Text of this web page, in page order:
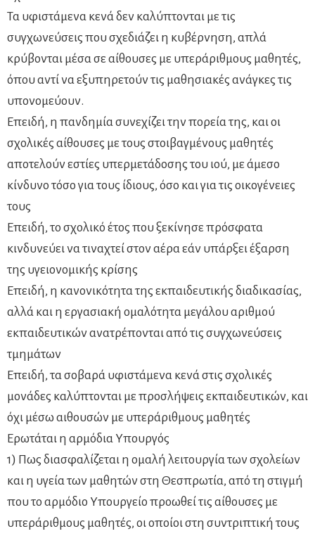
Τα υφιστάμενα κενά δεν καλύπτονται με τις
συγχωνεύσεις που σχεδιάζει η κυβέρνηση, απλά
κρύβονται μέσα σε αίθουσες με υπεράριθμους μαθητές,
όπου αντί να εξυπηρετούν τις μαθησιακές ανάγκες τις
υπονομεύουν.
Επειδή, η πανδημία συνεχίζει την πορεία της, και οι
σχολικές αίθουσες με τους στοιβαγμένους μαθητές
αποτελούν εστίες υπερμετάδοσης του ιού, με άμεσο
κίνδυνο τόσο για τους ίδιους, όσο και για τις οικογένειες
τους
Επειδή, το σχολικό έτος που ξεκίνησε πρόσφατα
κινδυνεύει να τιναχτεί στον αέρα εάν υπάρξει έξαρση
της υγειονομικής κρίσης
Επειδή, η κανονικότητα της εκπαιδευτικής διαδικασίας,
αλλά και η εργασιακή ομαλότητα μεγάλου αριθμού
εκπαιδευτικών ανατρέπονται από τις συγχωνεύσεις
τμημάτων
Επειδή, τα σοβαρά υφιστάμενα κενά στις σχολικές
μονάδες καλύπτονται με προσλήψεις εκπαιδευτικών, και
όχι μέσω αιθουσών με υπεράριθμους μαθητές
Ερωτάται η αρμόδια Υπουργός
1) Πως διασφαλίζεται η ομαλή λειτουργία των σχολείων
και η υγεία των μαθητών στη Θεσπρωτία, από τη στιγμή
που το αρμόδιο Υπουργείο προωθεί τις αίθουσες με
υπεράριθμους μαθητές, οι οποίοι στη συντριπτική τους